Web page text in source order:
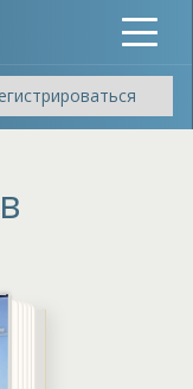
Toggle